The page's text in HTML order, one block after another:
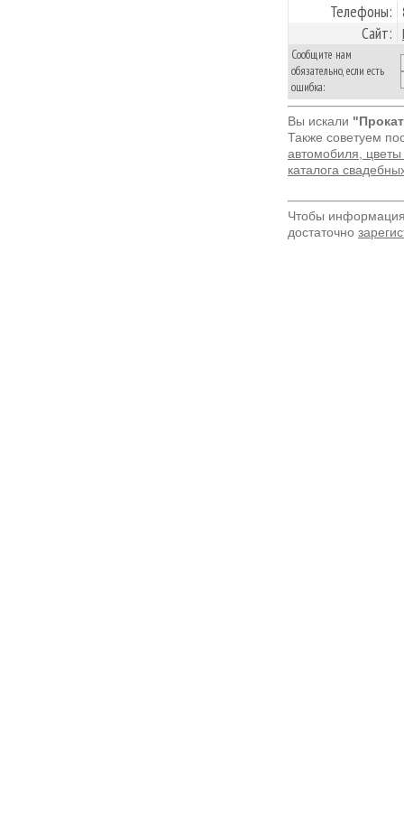
Телефоны:
Сайт:
Сообщите нам
обязательно, если есть
ошибка:
Вы искали
Также советуем
автомобиля,
каталога
Чтобы
достаточно